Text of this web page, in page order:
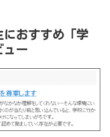
おすすめ「学
ュー